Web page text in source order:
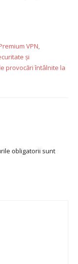
VPN,
și
provocări întâlnite la
obligatorii sunt